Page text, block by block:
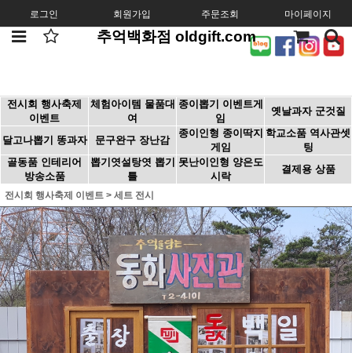
로그인 회원가입 주문조회 마이페이지
추억백화점 oldgift.com
전시회 행사축제
이벤트
체험아이템 물품대
여
종이뽑기 이벤트게
임
옛날과자 군것질
달고나뽑기 똥과자 문구완구 장난감
종이인형 종이딱지
게임
학교소품 역사관셋
팅
골동품 인테리어
방송소품
뽑기엿설탕엿 뽑기
틀
못난이인형 양은도
시락
결제용 상품
전시회 행사축제 이벤트 > 세트 전시